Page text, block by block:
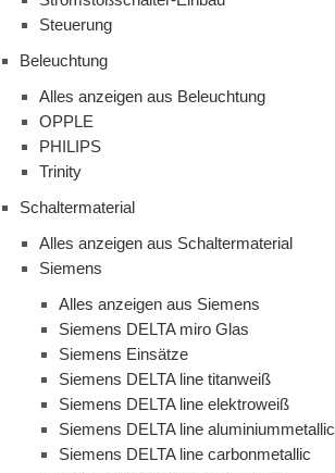
Steuerung
Beleuchtung
Alles anzeigen aus Beleuchtung
OPPLE
PHILIPS
Trinity
Schaltermaterial
Alles anzeigen aus Schaltermaterial
Siemens
Alles anzeigen aus Siemens
Siemens DELTA miro Glas
Siemens Einsätze
Siemens DELTA line titanweiß
Siemens DELTA line elektroweiß
Siemens DELTA line aluminiummetallic
Siemens DELTA line carbonmetallic